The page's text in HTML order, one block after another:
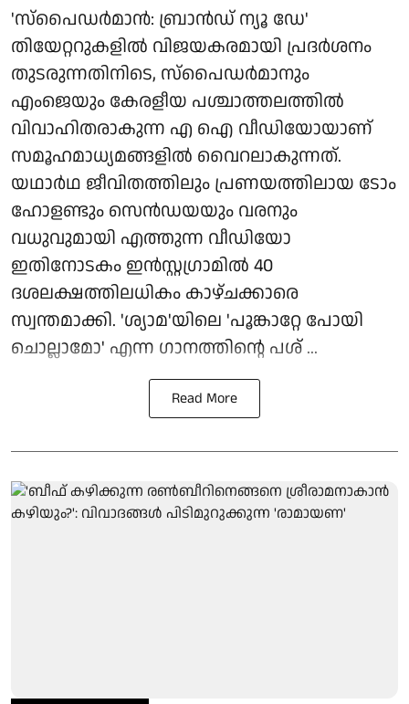
'സ്‌പൈഡർമാൻ: ബ്രാൻഡ് ന്യൂ ഡേ'
തിയേറ്ററുകളിൽ വിജയകരമായി പ്രദർശനം
തുടരുന്നതിനിടെ, സ്പൈഡർമാനും
എംജെയും കേരളീയ പശ്ചാത്തലത്തിൽ
വിവാഹിതരാകുന്ന എ ഐ വീഡിയോയാണ്
സമൂഹമാധ്യമങ്ങളിൽ വൈറലാകുന്നത്.
യഥാർഥ ജീവിതത്തിലും പ്രണയത്തിലായ ടോം
ഹോളണ്ടും സെൻഡയയും വരനും
വധുവുമായി എത്തുന്ന വീഡിയോ
ഇതിനോടകം ഇൻസ്റ്റഗ്രാമിൽ 40
ദശലക്ഷത്തിലധികം കാഴ്ചക്കാരെ
സ്വന്തമാക്കി. 'ശ്യാമ'യിലെ 'പൂങ്കാറ്റേ പോയി
ചൊല്ലാമോ' എന്ന ഗാനത്തിന്റെ പശ് ...
Read More